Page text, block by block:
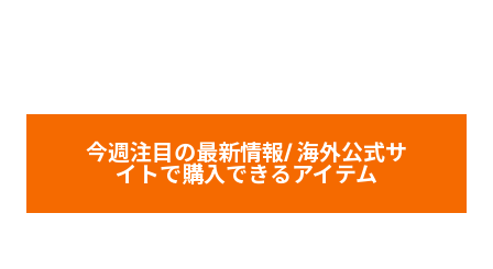
今週注目の最新情報/ 海外公式サ
イトで購入できるアイテム